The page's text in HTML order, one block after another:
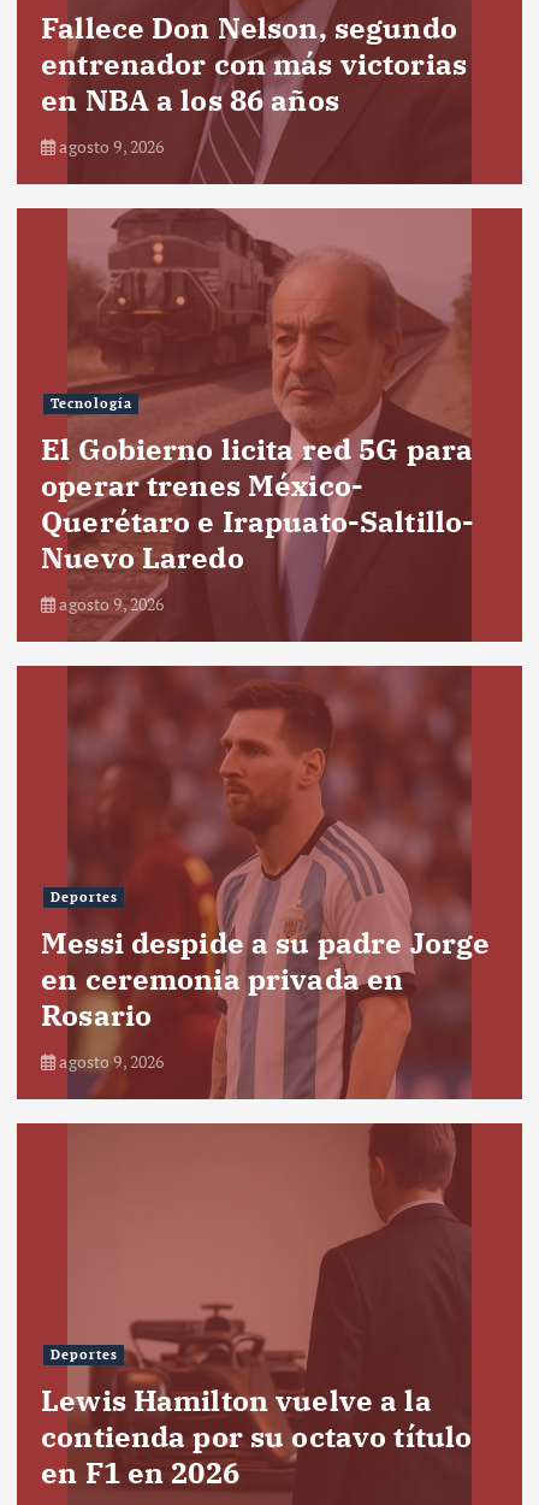
Fallece Don Nelson, segundo
entrenador con más victorias
en NBA a los 86 años
agosto 9, 2026
Tecnología
El Gobierno licita red 5G para
operar trenes México-
Querétaro e Irapuato-Saltillo-
Nuevo Laredo
agosto 9, 2026
Deportes
Messi despide a su padre Jorge
en ceremonia privada en
Rosario
agosto 9, 2026
Deportes
Lewis Hamilton vuelve a la
contienda por su octavo título
en F1 en 2026